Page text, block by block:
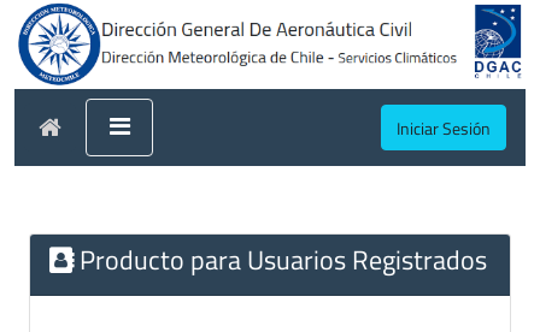
Iniciar Sesión
Producto para Usuarios Registrados